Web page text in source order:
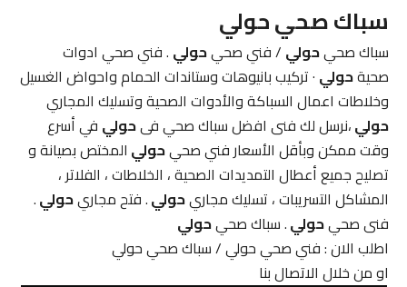
سباك صحيحولي
سباك صحيحولي/ فني صحيحولي. فني صحي ادوات
صحيةحولي· تركيب بانيوهات وستاندات الحمام واحواض الغسيل
وخلاطات اعمال السباكة والأدوات الصحية وتسليك المجاري
حولي،نرسل لك فنى افضل سباك صحي فىحوليفي أسرع
وقت ممكن وبأقل الأسعار فني صحيحوليالمختص بصيانة و
تصليح جميع أعطال التمديدات الصحية ، الخلاطات ، الفلاتر ،
المشاكل التسريبات ، تسليك مجاريحولي. فتح مجاريحولي.
فنى صحيحولي. سباك صحيحولي
اطلب الان : فني صحي حولي / سباك صحي حولي
او من خلال الاتصال بنا